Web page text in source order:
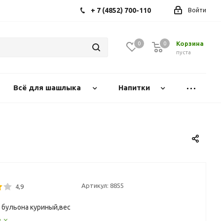
Войти
+ 7 (4852) 700-110
0 Корзина
0
пуста
0
Всё для шашлыка Напитки
4,9 Артикул: 8855
куриный,вес